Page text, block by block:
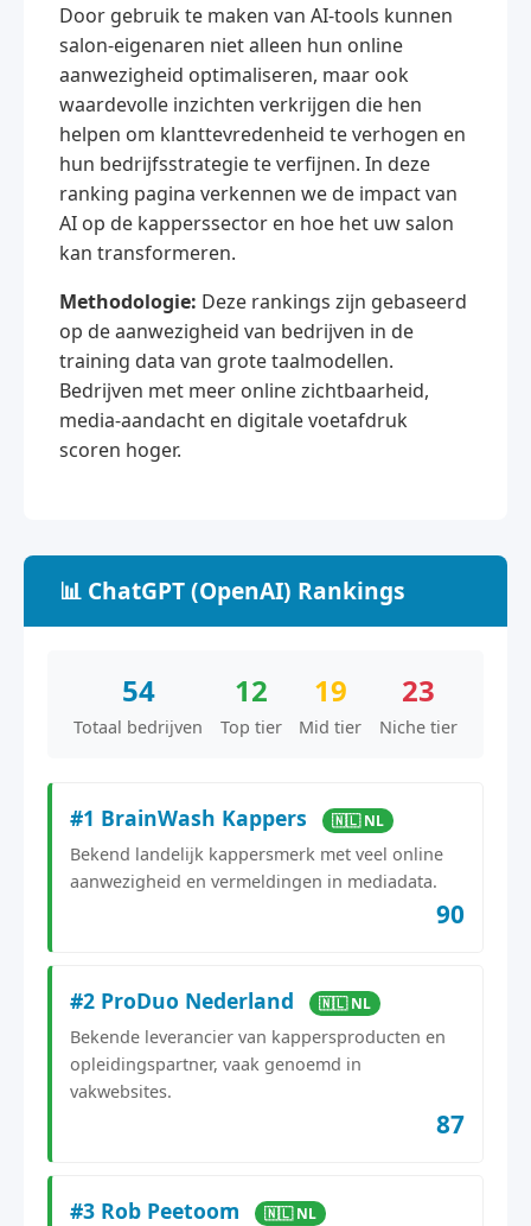
Door gebruik te maken van AI-tools kunnen
salon-eigenaren niet alleen hun online
aanwezigheid optimaliseren, maar ook
waardevolle inzichten verkrijgen die hen
helpen om klanttevredenheid te verhogen en
hun bedrijfsstrategie te verfijnen. In deze
ranking pagina verkennen we de impact van
AI op de kapperssector en hoe het uw salon
kan transformeren.
Methodologie: Deze rankings zijn gebaseerd
op de aanwezigheid van bedrijven in de
training data van grote taalmodellen.
Bedrijven met meer online zichtbaarheid,
media-aandacht en digitale voetafdruk
scoren hoger.
📊 ChatGPT (OpenAI) Rankings
54
Totaal bedrijven
12
Top tier
19
Mid tier
23
Niche tier
#1 BrainWash Kappers 🇳🇱 NL
Bekend landelijk kappersmerk met veel online
aanwezigheid en vermeldingen in mediadata.
90
#2 ProDuo Nederland 🇳🇱 NL
Bekende leverancier van kappersproducten en
opleidingspartner, vaak genoemd in
vakwebsites.
87
#3 Rob Peetoom 🇳🇱 NL